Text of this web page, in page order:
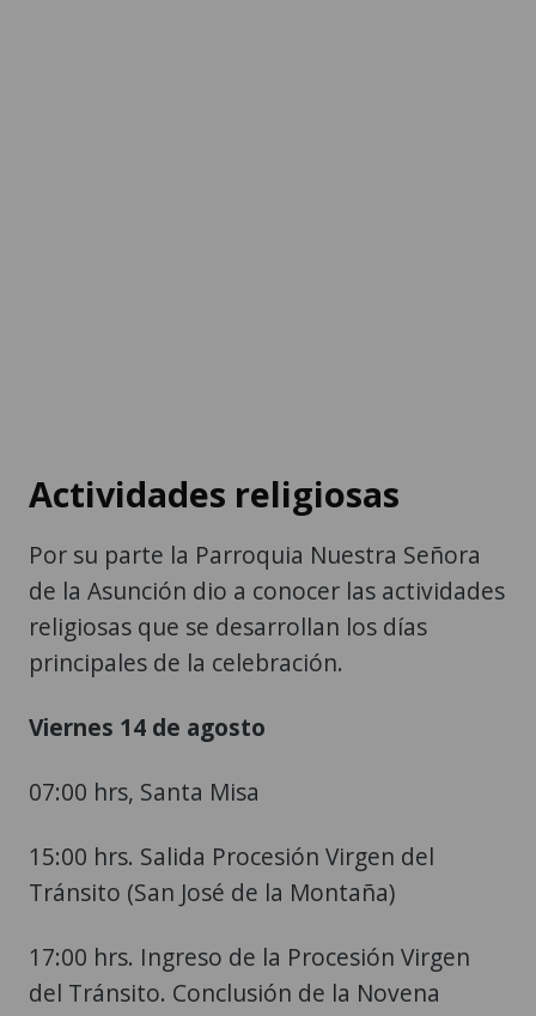
Actividades religiosas
Por su parte la Parroquia Nuestra Señora
de la Asunción dio a conocer las actividades
religiosas que se desarrollan los días
principales de la celebración.
Viernes 14 de agosto
07:00 hrs, Santa Misa
15:00 hrs. Salida Procesión Virgen del
Tránsito (San José de la Montaña)
17:00 hrs. Ingreso de la Procesión Virgen
del Tránsito. Conclusión de la Novena